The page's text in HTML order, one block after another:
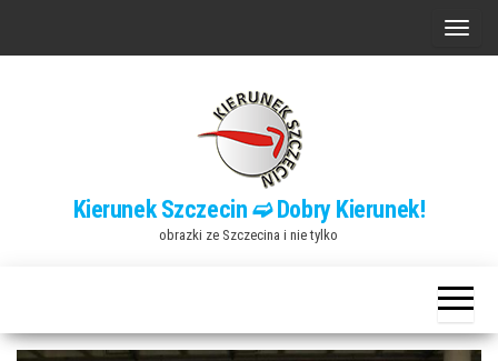
P
n
a
w
Kierunek Szczecin ➫ Dobry Kierunek!
obrazki ze Szczecina i nie tylko